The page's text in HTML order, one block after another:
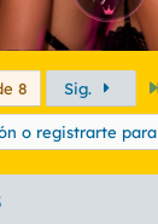
8 Sig.
o registrarte